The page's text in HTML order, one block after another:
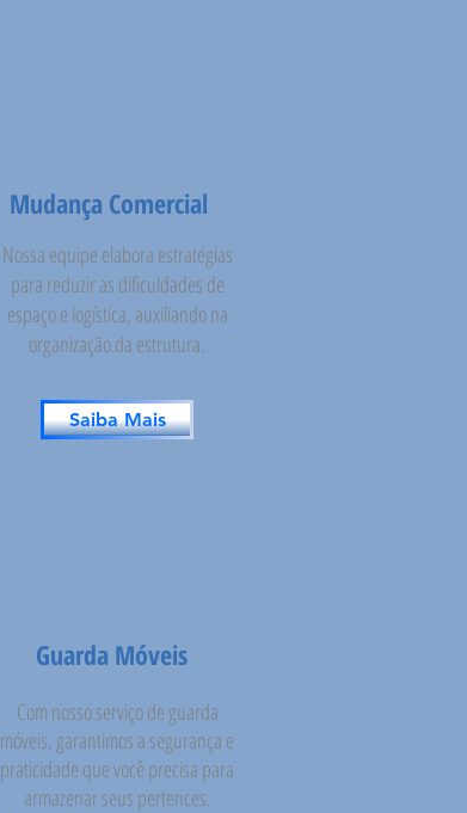
Mudança Comercial
Nossa equipe elabora estratégias
para reduzir as dificuldades de
espaço e logística, auxiliando na
organização da estrutura.
Saiba Mais
Guarda Móveis
Com nosso serviço de guarda
móveis, garantimos a segurança e
praticidade que você precisa para
armazenar seus pertences.